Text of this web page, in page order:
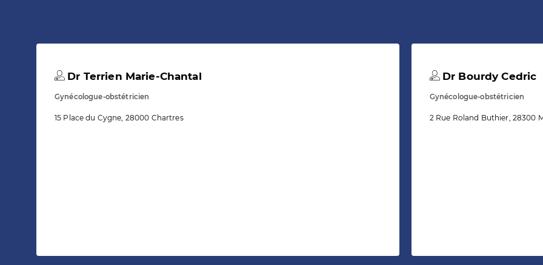
Dr Terrien Marie-Chantal
Gynécologue-obstétricien
15 Place du Cygne, 28000 Chartres
Dr Bourdy Cedric
Gynécologue-obstétricien
2 Rue Roland Buthier, 28300